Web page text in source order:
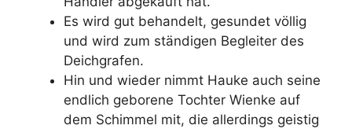
Es wird gut behandelt, gesundet völlig
und wird zum ständigen Begleiter des
Deichgrafen.
Hin und wieder nimmt Hauke auch seine
endlich geborene Tochter Wienke auf
dem Schimmel mit, die allerdings geistig